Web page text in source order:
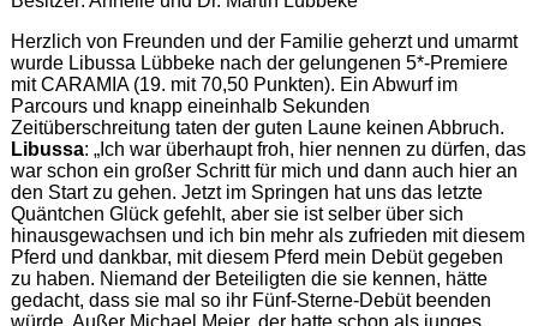
Herzlich von Freunden und der Familie geherzt und umarmt
wurde Libussa Lübbeke nach der gelungenen 5*-Premiere
mit CARAMIA (19. mit 70,50 Punkten). Ein Abwurf im
Parcours und knapp eineinhalb Sekunden
Zeitüberschreitung taten der guten Laune keinen Abbruch.
Libussa: „Ich war überhaupt froh, hier nennen zu dürfen, das
war schon ein großer Schritt für mich und dann auch hier an
den Start zu gehen. Jetzt im Springen hat uns das letzte
Quäntchen Glück gefehlt, aber sie ist selber über sich
hinausgewachsen und ich bin mehr als zufrieden mit diesem
Pferd und dankbar, mit diesem Pferd mein Debüt gegeben
zu haben. Niemand der Beteiligten die sie kennen, hätte
gedacht, dass sie mal so ihr Fünf-Sterne-Debüt beenden